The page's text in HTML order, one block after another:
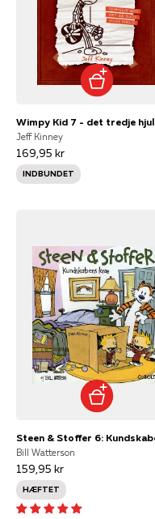
Wimpy Kid 7 - det tredje hjul
Jeff Kinney
169,95 kr
INDBUNDET
Bill Watterson
159,95 kr
HÆFTET